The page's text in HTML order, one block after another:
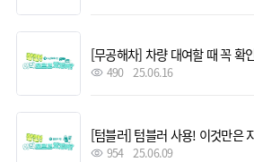
[무공해차] 차량 대여할 때 꼭 확
490 25.06.16
[텀블러] 텀블러 사용! 이것만은
954 25.06.09